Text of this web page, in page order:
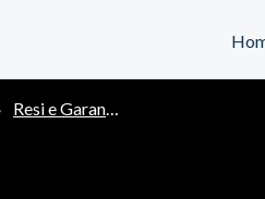
Resi e Garanzia